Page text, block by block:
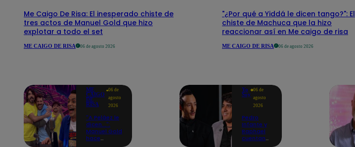
Me Caigo De Risa: El inesperado chiste de
tres actos de Manuel Gold que hizo
explotar a todo el set
ME CAIGO DE RISA 06 de agosto 2026
"¿Por qué a Yiddá le dicen tango?": El
chiste de Machuca que la hizo
reaccionar así en Me caigo de risa
ME CAIGO DE RISA 06 de agosto 2026
ME
CAIGO
DE
RISA
06 de
agosto
2026
"A Peláez le
dicen...":
Manuel Gold
hace
Yo
Soy
06 de
agosto
2026
Pedro
Infante y
Raphael
cuentan